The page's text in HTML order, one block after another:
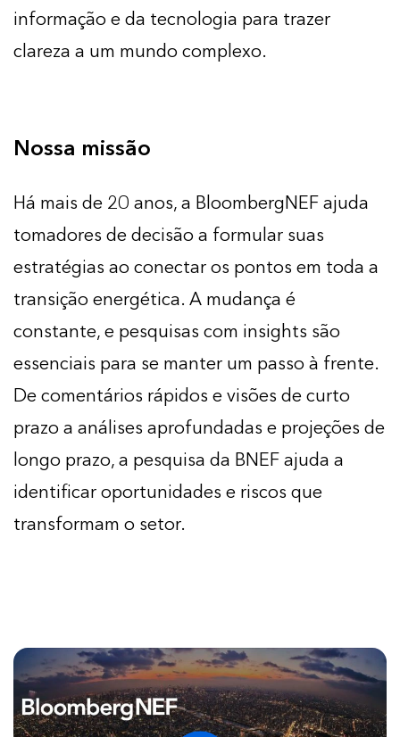
informação e da tecnologia para trazer
clareza a um mundo complexo.
Nossa missão
Há mais de 20 anos, a BloombergNEF ajuda
tomadores de decisão a formular suas
estratégias ao conectar os pontos em toda a
transição energética. A mudança é
constante, e pesquisas com insights são
essenciais para se manter um passo à frente.
De comentários rápidos e visões de curto
prazo a análises aprofundadas e projeções de
longo prazo, a pesquisa da BNEF ajuda a
identificar oportunidades e riscos que
transformam o setor.